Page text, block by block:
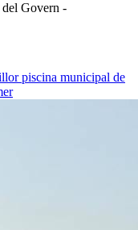
del Govern -
piscina municipal de